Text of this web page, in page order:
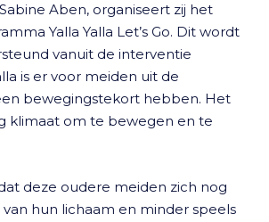
Aben, organiseert zij het
Yalla Yalla Let’s Go. Dit wordt
vanuit de interventie
is er voor meiden uit de
bewegingstekort hebben. Het
klimaat om te bewegen en te
deze oudere meiden zich nog
hun lichaam en minder speels